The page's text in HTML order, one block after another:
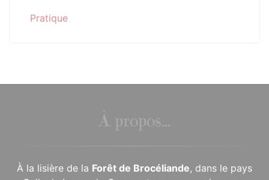
Pratique
À propos...
À la lisière de la Forêt de Brocéliande, dans le pays